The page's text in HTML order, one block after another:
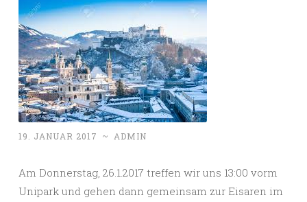
19. JANUAR 2017 ~ ADMIN
Am Donnerstag, 26.1.2017 treffen wir uns 13:00 vorm
Unipark und gehen dann gemeinsam zur Eisaren im